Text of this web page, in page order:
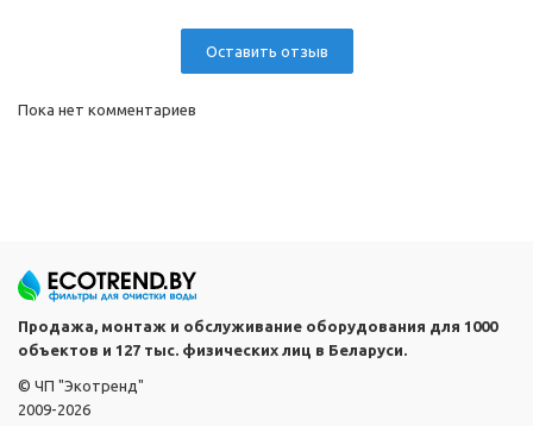
Оставить отзыв
Пока нет комментариев
Продажа, монтаж и обслуживание оборудования для 1000
объектов и 127 тыс. физических лиц в Беларуси.
© ЧП "Экотренд"
2009-2026